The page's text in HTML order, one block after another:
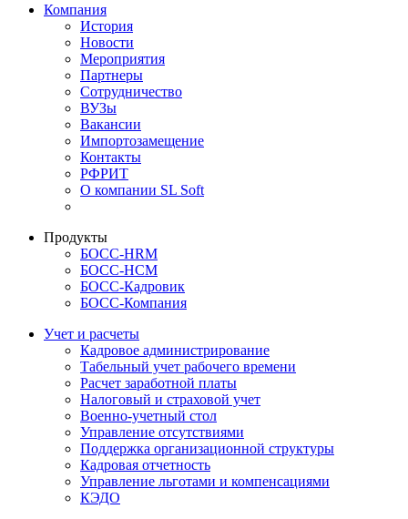
Компания
История
Новости
Мероприятия
Партнеры
Сотрудничество
ВУЗы
Вакансии
Импортозамещение
Контакты
РФРИТ
О компании SL Soft
Продукты
БОСС-HRM
БОСС-HCM
БОСС-Кадровик
БОСС-Компания
Учет и расчеты
Кадровое администрирование
Табельный учет рабочего времени
Расчет заработной платы
Налоговый и страховой учет
Военно-учетный стол
Управление отсутствиями
Поддержка организационной структуры
Кадровая отчетность
Управление льготами и компенсациями
КЭДО